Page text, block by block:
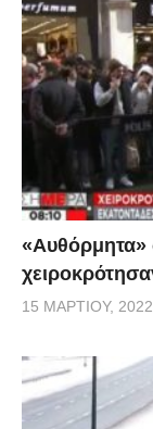
«Αυθόρμητα»
15 ΜΑΡΤΊΟΥ, 2022